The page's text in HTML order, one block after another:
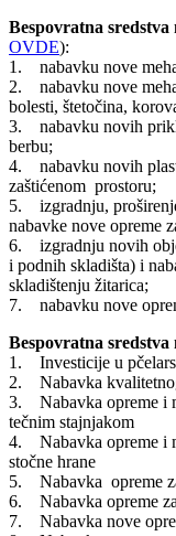
Bespovratna
OVDE):
1. nabavku nove
2. nabavku nove
bolesti, štetočina,
3. nabavku novih
berbu;
4. nabavku novih
zaštićenom prostoru;
5. izgradnju,
nabavke nove opreme
6. izgradnju novih
i podnih skladišta) i
skladištenju žitarica;
7. nabavku nove
Bespovratna sredstva
1. Investicije u
2. Nabavka
3. Nabavka opreme i
tečnim stajnjakom
4. Nabavka opreme i
stočne hrane
5. Nabavka opreme
6. Nabavka opreme
7. Nabavka nove